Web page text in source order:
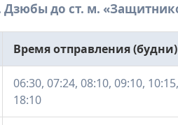
Дзюбы до ст. м.
Время отправления (будни)
06:30, 07:24, 08:10, 09:10,
18:10